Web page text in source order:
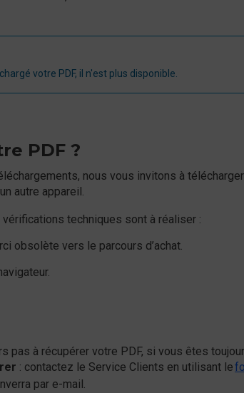
votre PDF, il n'est plus disponible.
PDF ?
nous vous invitons à
autre appareil.
techniques sont à réaliser :
obsolète vers le parcours d’achat.
pas à récupérer votre PDF, si vous êtes
: contactez le Service Clients en utilisant le
par e-mail.